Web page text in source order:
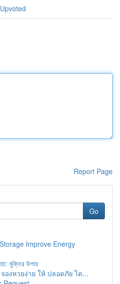
Report Page
Go
Improve Energy
মুক্তির উপায়
องหวยง่าย ให้ ปลอดภัย ได...